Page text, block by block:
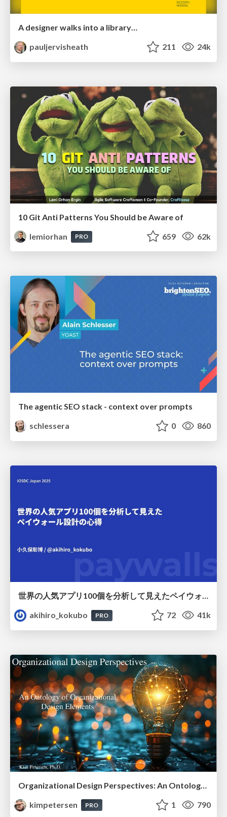
A designer walks into a library…
pauljervisheath
211 24k
10 Git Anti Patterns You Should be Aware of
lemiorhan
PRO 659 62k
The agentic SEO stack - context over prompts
schlessera
0 860
世界の人気アプリ100個を分析して見えたペイウォール設計の心得
akihiro_kokubo
PRO 72 41k
kimpetersen
PRO 1 790